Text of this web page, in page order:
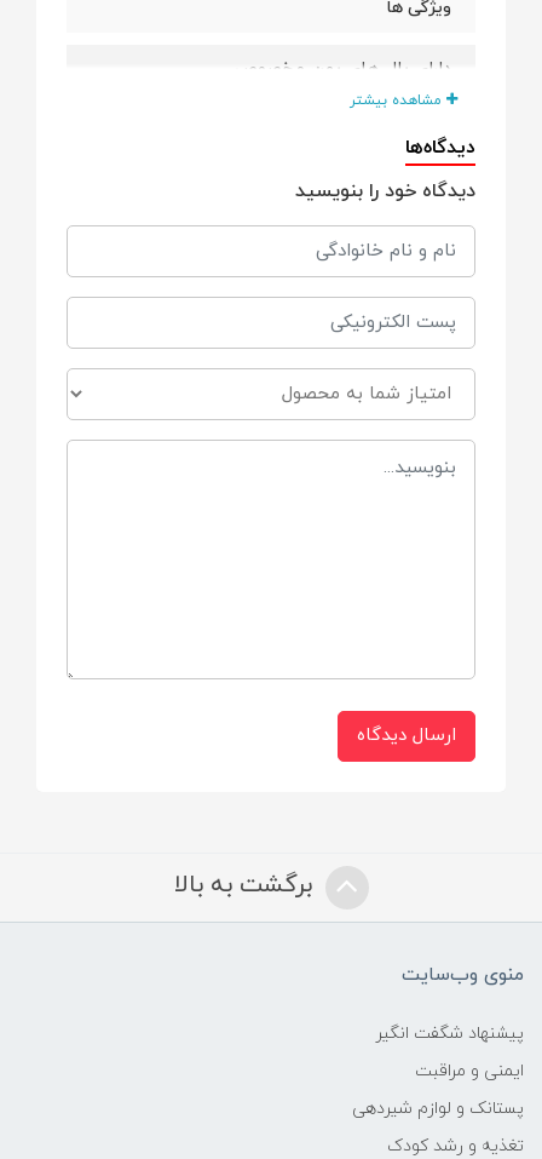
ویژگی ها
دارای بال های پهن مخصوص
دارای سطح رویی پنبه ای
دارای قدرت جذب مایع بالا
دارای قدرت جذب بو
دارای طراحی ارگونومیک
مشاهده بیشتر
دیدگاه‌ها
دیدگاه خود را بنویسید
ارسال دیدگاه
برگشت به بالا
منوی وب‌سایت
پیشنهاد شگفت انگیر
ایمنی و مراقبت
پستانک و لوازم شیردهی
تغذیه و رشد کودک